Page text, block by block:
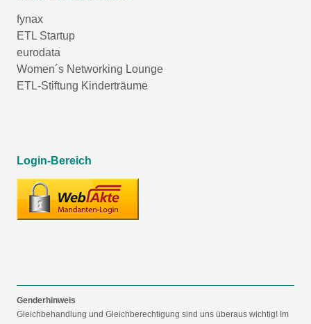
fynax
ETL Startup
eurodata
Women´s Networking Lounge
ETL-Stiftung Kinderträume
Login-Bereich
Genderhinweis
Gleichbehandlung und Gleichberechtigung sind uns überaus wichtig! Im